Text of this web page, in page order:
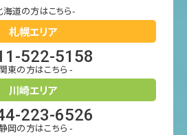
道の方はこちら-
札幌エリア
522-5158
東の方はこちら -
川崎エリア
223-6526
岡の方はこちら -